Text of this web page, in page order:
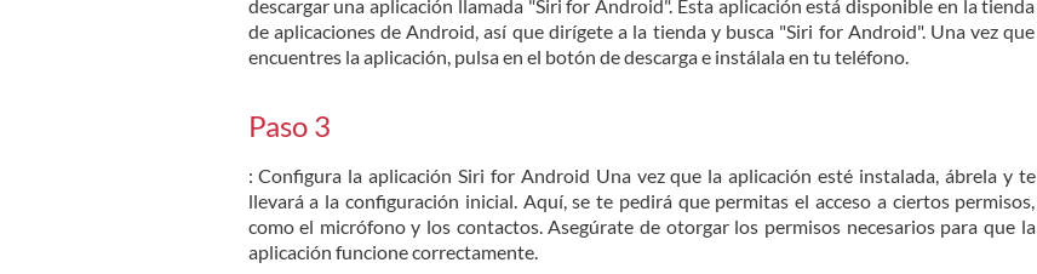
descargar una aplicación llamada "Siri for Android". Esta aplicación está disponible en la tienda
de aplicaciones de Android, así que dirígete a la tienda y busca "Siri for Android". Una vez que
encuentres la aplicación, pulsa en el botón de descarga e instálala en tu teléfono.
Paso 3
: Configura la aplicación Siri for Android Una vez que la aplicación esté instalada, ábrela y te
llevará a la configuración inicial. Aquí, se te pedirá que permitas el acceso a ciertos permisos,
como el micrófono y los contactos. Asegúrate de otorgar los permisos necesarios para que la
aplicación funcione correctamente.